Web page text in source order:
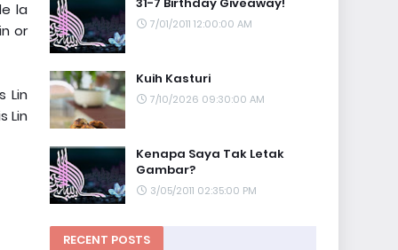
la
or
Lin
Lin
7/01/2011 12:00:00 AM
Kuih Kasturi
7/10/2026 09:30:00 AM
Kenapa Saya Tak Letak
Gambar?
3/05/2011 02:35:00 PM
RECENT POSTS